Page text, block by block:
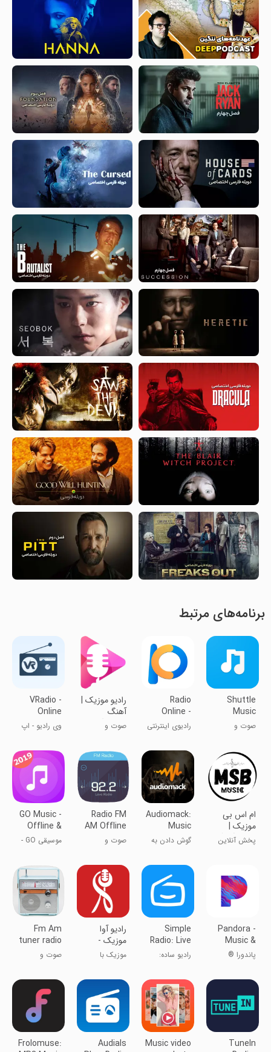
برنامه‌های مرتبط
Shuttle
Music
Player
صوت و
Radio
Online -
PCRADIO
رادیوی اینترنتی
رادیو موزیک |
آهنگ
شاد,غمگین,عاشقانه
صوت و
VRadio -
Online
Radio App
وی رادیو - اپ
‏‏ام اس بی
موزیک |
دانلود آهنگ
پخش آنلاین
Audiomack:
Music
Downloader
گوش دادن به
Radio FM
AM Offline
2023 App
صوت و
GO Music -
Offline &
online
music, free
موسیقی GO -
و آنلاین، MV
رایگان، MP3
Pandora -
Music &
Podcasts
پاندورا ®
اینترنتی
Simple
Radio: Live
AM FM
Radio
رادیو ساده:
FM
رادیو آوا
موزیک -
Radio Ava
Music
موزیک با
Fm Am
tuner radio
for offline
صوت و
TuneIn
Music video
Audials
Frolomuse: